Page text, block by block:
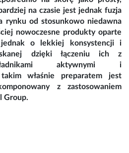
na czasie jest jednak fuzja
rynku od stosunkowo niedawna
nowoczesne produkty oparte
o lekkiej konsystencji i
dzięki łączeniu ich z
aktywnymi i
właśnie preparatem jest
z zastosowaniem
Group.